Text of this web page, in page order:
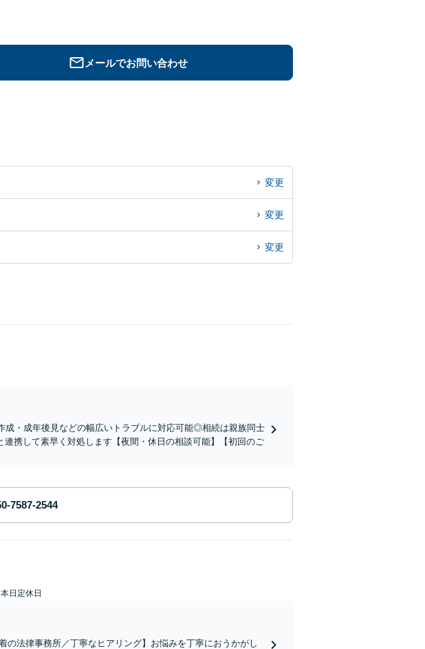
メールでお問い合わせ
変更
変更
変更
成・成年後見などの幅広いトラブルに対応可能◎相続は親族同士
携して素早く対処します【夜間・休日の相談可能】【初回のご
日定休日
の法律事務所／丁寧なヒアリング】お悩みを丁寧におうかがし